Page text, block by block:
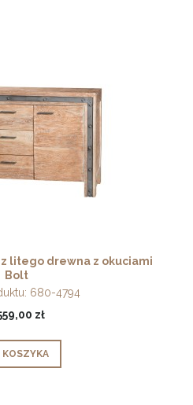
litego drewna z okuciami
Bolt
680-4794
zł
KOSZYKA